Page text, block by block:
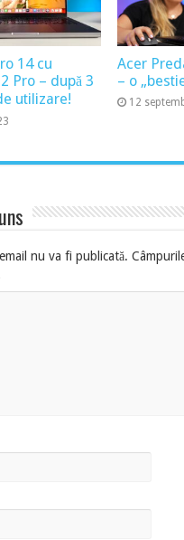
14 cu
Pro – după 3
utilizare!
Acer
– o
12
nu va fi publicată.